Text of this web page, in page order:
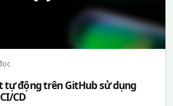
tự động trên GitHub sử dụng
CD